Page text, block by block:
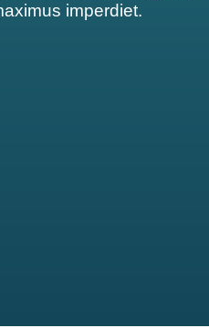
imperdiet.